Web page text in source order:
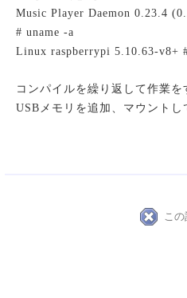
Music Player Daemon 0.23.4
# uname -a
Linux raspberrypi 5.10.63-v8+
コンパイルを繰り返して作業
USBメモリを追加、マウントし
こ